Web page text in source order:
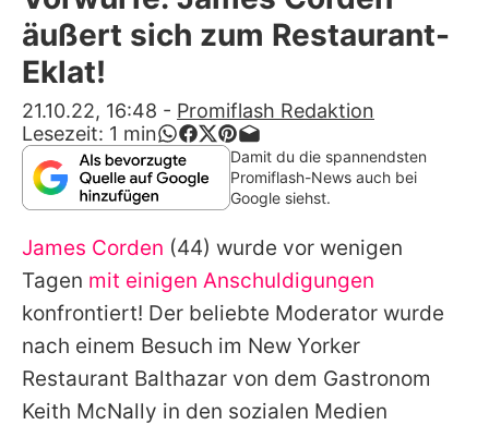
Alle Themen auf Promiflash
App runterladen
Team
Redaktionelle Richtlinien
Impressum
Datenschutzerklärung
Nutzungsbedingungen
Utiq verwalten
äußert sich zum Restaurant-
Eklat!
21.10.22, 16:48 - Promiflash Redaktion
Lesezeit: 1 min
Damit du die spannendsten
Promiflash-News auch bei
Google siehst.
James Corden (44) wurde vor wenigen
Tagen mit einigen Anschuldigungen
konfrontiert! Der beliebte Moderator wurde
nach einem Besuch im New Yorker
Restaurant Balthazar von dem Gastronom
Keith McNally in den sozialen Medien